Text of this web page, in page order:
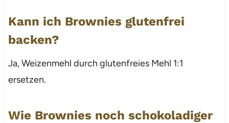
Kann ich Brownies glutenfrei
backen?
Ja, Weizenmehl durch glutenfreies Mehl 1:1
ersetzen.
Wie Brownies noch schokoladiger